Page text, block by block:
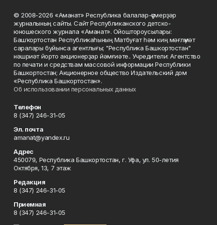
© 2008-2026 «Аманат» Республика балалар-үҫмерҙәр
журналының сайты. Сайт Республиканского детско-
юношеского журнала «Аманат». Ойоштороусылары:
Башҡортостан Республикаһының Матбуғат һәм киң мәғлүмәт
саралары буйынса агентлығы; "Республика Башкортостан"
нәшриәт йорто акционерҙар йәмғиәте.. Учредители: Агентство
по печати и средствам массовой информации Республики
Башкортостан; Акционерное общество Издательский дом
«Республика Башкортостан».
Об использовании персональных данных
Телефон
8 (347) 246-31-05
Эл. почта
amanat@yandex.ru
Адрес
450079, Республика Башкортостан, г. Уфа, ул. 50-летия
Октября, 13, 7 этаж
Редакция
8 (347) 246-31-05
Приемная
8 (347) 246-31-05